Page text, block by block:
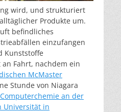
wird, und strukturiert
Produkte um.
befindliches
einzufangen
Kunststoffe
Fahrt, nachdem ein
McMaster
Stunde von Niagara
an der
Universität in